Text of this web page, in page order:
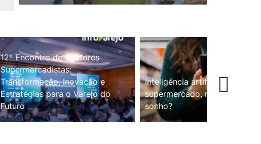
12º Encontro de Gestores
Supermercadistas:
Transformação, Inovação e
Estratégias para o Varejo do
Futuro
Inteligência artificial no
supermercado, realidade ou
sonho?